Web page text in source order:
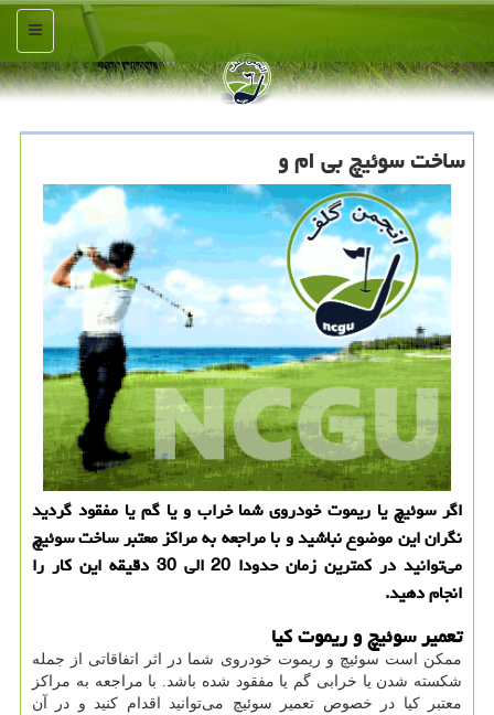
منو
ساخت سوئیچ بی ام و
اگر سوئیچ یا ریموت خودروی شما خراب و یا گم یا مفقود گردید
نگران این موضوع نباشید و با مراجعه به مراكز معتبر ساخت سوئیچ
می‌توانید در كمترین زمان حدودا 20 الی 30 دقیقه این كار را
انجام دهید.
تعمیر سوئیچ و ریموت کیا
ممکن است سوئیچ و ریموت خودروی شما در اثر اتفاقاتی از جمله
شکسته شدن یا خرابی گم یا مفقود شده باشد. با مراجعه به مراکز
معتبر کیا در خصوص تعمیر سوئیچ می‌توانید اقدام کنید و در آن